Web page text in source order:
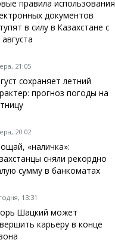
правила использования
документов
в силу в Казахстане с
21:05
сохраняет летний
прогноз погоды на
20:02
«наличка»:
сняли рекордно
сумму в банкоматах
13:31
Шацкий может
карьеру в конце